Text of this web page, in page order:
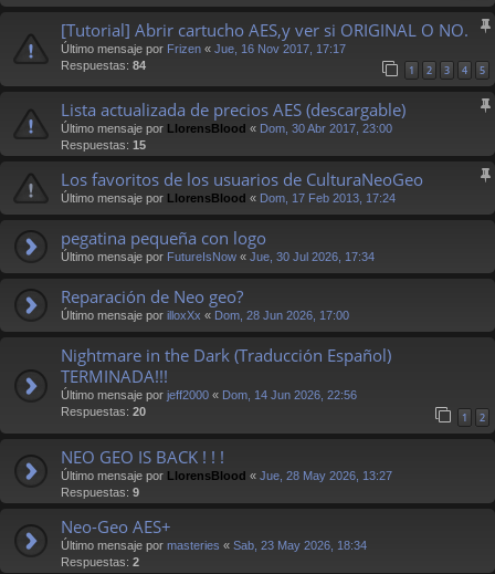
[Tutorial] Abrir cartucho AES,y ver si ORIGINAL O NO.
Último mensaje por Frizen « Jue, 16 Nov 2017, 17:17
Respuestas: 84 1 2 3 4 5
Lista actualizada de precios AES (descargable)
Último mensaje por LlorensBlood « Dom, 30 Abr 2017, 23:00
Respuestas: 15
Los favoritos de los usuarios de CulturaNeoGeo
Último mensaje por LlorensBlood « Dom, 17 Feb 2013, 17:24
pegatina pequeña con logo
Último mensaje por FutureIsNow « Jue, 30 Jul 2026, 17:34
Reparación de Neo geo?
Último mensaje por illoxXx « Dom, 28 Jun 2026, 17:00
Nightmare in the Dark (Traducción Español)
TERMINADA!!!
Último mensaje por jeff2000 « Dom, 14 Jun 2026, 22:56
Respuestas: 20 1 2
NEO GEO IS BACK ! ! !
Último mensaje por LlorensBlood « Jue, 28 May 2026, 13:27
Respuestas: 9
Neo-Geo AES+
Último mensaje por masteries « Sab, 23 May 2026, 18:34
Respuestas: 2